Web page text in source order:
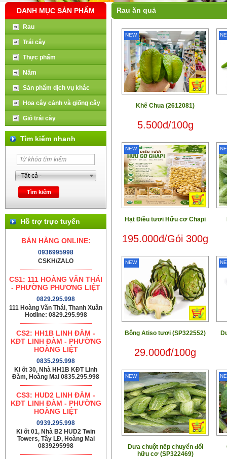
DANH MỤC SẢN PHẨM
Rau
Trái cây
Thực phẩm
Nấm
Sản phẩm dịch vụ khác
Hoa cây cảnh và giống cây
Giỏ trái cây
Tìm kiếm nhanh
Hỗ trợ trực tuyến
BÁN HÀNG ONLINE:
0936995998
CSKH/ZALO
CS1: 111 HOÀNG VĂN THÁI
- PHƯỜNG PHƯƠNG LIỆT
0829.295.998
111 Hoàng Văn Thái, Thanh Xuân
Hotline: 0829.295.998
CS2: HH1B LINH ĐÀM -
KĐT LINH ĐÀM - PHƯỜNG
HOÀNG LIỆT
0835.295.998
Ki ốt 30, Nhà HH1B KĐT Linh
Đàm, Hoàng Mai 0835.295.998
CS3: HUD2 LINH ĐÀM -
KĐT LINH ĐÀM - PHƯỜNG
HOÀNG LIỆT
0939.295.998
Ki ốt 01, Nhà B2 HUD2 Twin
Towers, Tây LĐ, Hoàng Mai
0839295998
Rau ăn quả
Khế Chua (2612081)
5.500đ/100g
NEW
Hạt Điều tươi Hữu cơ Chapi
195.000đ/Gói 300g
NEW
Bông Atiso tươi (SP322552)
29.000đ/100g
NEW
Dưa chuột nếp chuyển đổi
hữu cơ (SP322469)
NEW